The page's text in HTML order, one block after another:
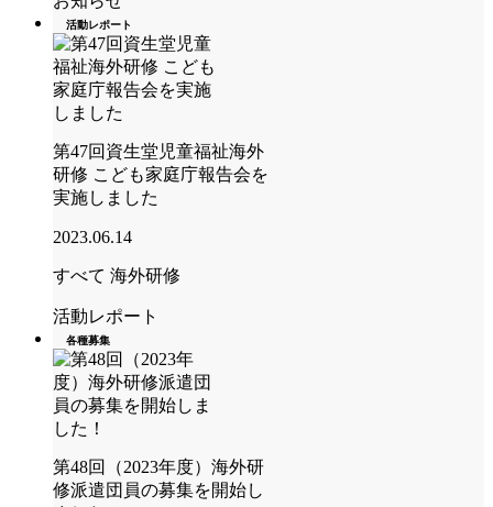
活動レポート
第47回資生堂児童福祉海外
研修 こども家庭庁報告会を
実施しました
2023.06.14
すべて 海外研修
活動レポート
各種募集
第48回（2023年度）海外研
修派遣団員の募集を開始し